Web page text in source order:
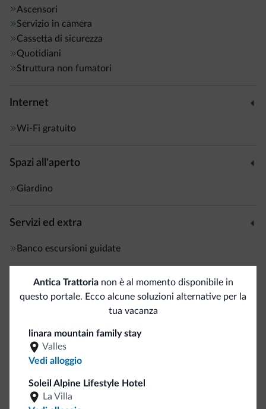
Ascensori
Servizio in camera
Cassetta di sicurezza
Quotidiani
Struttura non fumatori
Internet
Wi-Fi gratuito
Spazi all'aperto
Giardino
Servizi ed extra
Banco escursioni guidate
Accoglienza e reception
Servizi di pulizia
Pulizia giornaliera
Servizio lavanderia
Antica Trattorianon è al momento disponibile in
questo portale. Ecco alcune soluzioni alternative per la
tua vacanza
linara mountain family stay
Valles
Vedi alloggio
Soleil Alpine Lifestyle Hotel
La Villa